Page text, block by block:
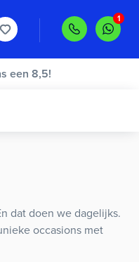
een 8,5!
dat doen we dagelijks.
occasions met